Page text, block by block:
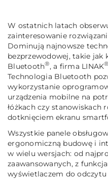
W ostatnich latach
zainteresowanie
Dominują najnowsze
bezprzewodowej, takie jak
Bluetooth®, a firma LINAK®
Technologia Bluetooth
wykorzystanie
urządzenia mobilne na
łóżkach czy stanowiskach
dotknięciem ekranu
Wszystkie panele
ergonomiczną budowę i
w wielu wersjach: od
zaawansowanych, z
wyświetlaczem do